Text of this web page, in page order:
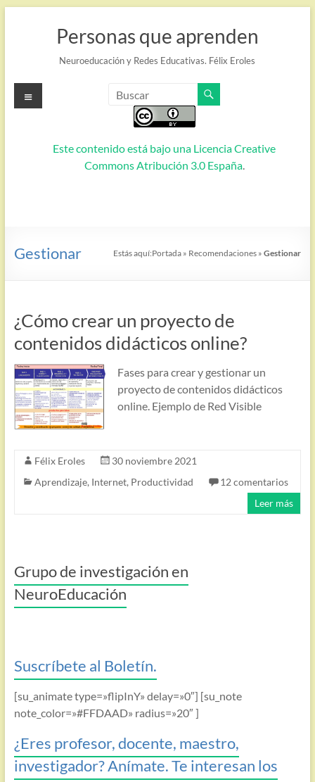
Personas que aprenden
Neuroeducación y Redes Educativas. Félix Eroles
Este contenido está bajo una Licencia Creative
Commons Atribución 3.0 España.
Menú
Gestionar Estás aquí:Portada » Recomendaciones »Gestionar
¿Cómo crear un proyecto de
contenidos didácticos online?
Fases para crear y gestionar un
proyecto de contenidos didácticos
online. Ejemplo de Red Visible
Félix Eroles
30 noviembre 2021
Aprendizaje, Internet, Productividad
12 comentarios
Leer más
Grupo de investigación en
NeuroEducación
Suscríbete al Boletín.
[su_animate type=»flipInY» delay=»0″] [su_note
note_color=»#FFDAAD» radius=»20″ ]
¿Eres profesor, docente, maestro,
investigador? Anímate. Te interesan los